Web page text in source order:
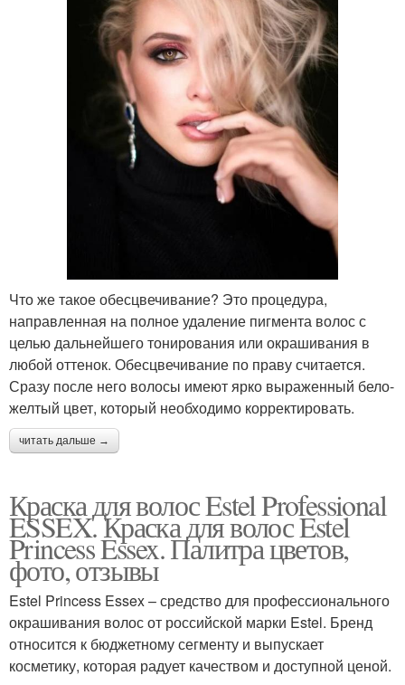
Что же такое обесцвечивание? Это процедура,
направленная на полное удаление пигмента волос с
целью дальнейшего тонирования или окрашивания в
любой оттенок. Обесцвечивание по праву считается.
Сразу после него волосы имеют ярко выраженный бело-
желтый цвет, который необходимо корректировать.
читать дальше →
Краска для волос Estel Professional
ESSEX. Краска для волос Estel
Princess Essex. Палитра цветов,
фото, отзывы
Estel Princess Essex – средство для профессионального
окрашивания волос от российской марки Estel. Бренд
относится к бюджетному сегменту и выпускает
косметику, которая радует качеством и доступной ценой.